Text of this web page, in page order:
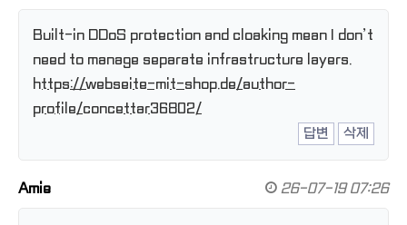
Built-in DDoS protection and cloaking mean I don’t
need to manage separate infrastructure layers.
https://webseite-mit-shop.de/author-
profile/concettar36802/
답변
삭제
Amie 26-07-19 07:26